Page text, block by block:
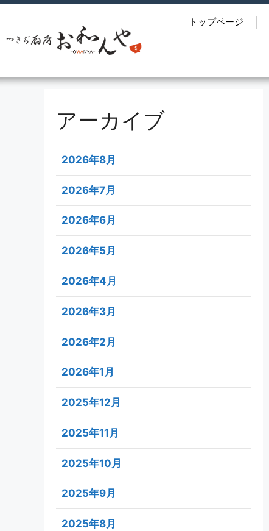
トップページ
アーカイブ
2026年8月
2026年7月
2026年6月
2026年5月
2026年4月
2026年3月
2026年2月
2026年1月
2025年12月
2025年11月
2025年10月
2025年9月
2025年8月